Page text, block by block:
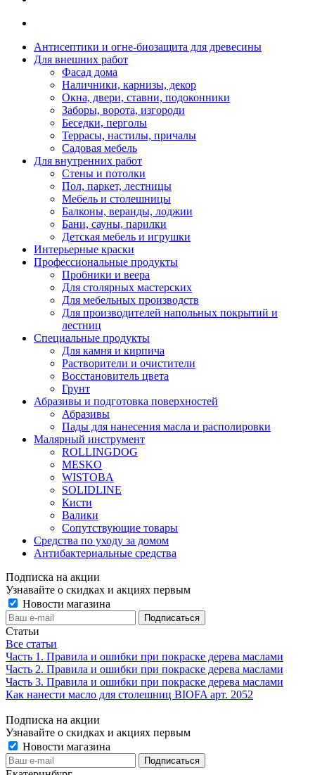
Антисептики и огне-биозащита для древесины
Для внешних работ
Фасад дома
Наличники, карнизы, декор
Окна, двери, ставни, подоконники
Заборы, ворота, изгороди
Беседки, перголы
Террасы, настилы, причалы
Садовая мебель
Для внутренних работ
Стены и потолки
Пол, паркет, лестницы
Мебель и столешницы
Балконы, веранды, лоджии
Бани, сауны, парилки
Детская мебель и игрушки
Интерьерные краски
Профессиональные продукты
Пробники и веера
Для столярных мастерских
Для мебельных производств
Для производителей напольных покрытий и
лестниц
Специальные продукты
Для камня и кирпича
Растворители и очистители
Восстановитель цвета
Грунт
Абразивы и подготовка поверхностей
Абразивы
Пады для нанесения масла и располировки
Малярный инструмент
ROLLINGDOG
MESKO
WISTOBA
SOLIDLINE
Кисти
Валики
Сопутствующие товары
Средства по уходу за домом
Антибактериальные средства
Подписка на акции
Узнавайте о скидках и акциях первым
Новости магазина
Статьи
Все статьи
Часть 1. Правила и ошибки при покраске дерева маслами
Часть 2. Правила и ошибки при покраске дерева маслами
Часть 3. Правила и ошибки при покраске дерева маслами
Как нанести масло для столешниц BIOFA арт. 2052
Подписка на акции
Узнавайте о скидках и акциях первым
Новости магазина